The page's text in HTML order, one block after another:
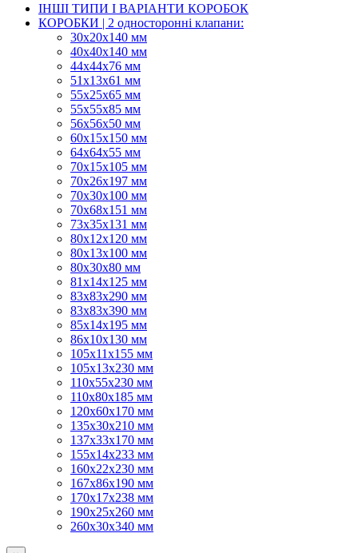
ІНШІ ТИПИ І ВАРІАНТИ КОРОБОК
КОРОБКИ | 2 односторонні клапани:
30x20x140 мм
40x40x140 мм
44х44х76 мм
51x13x61 мм
55х25х65 мм
55х55х85 мм
56х56х50 мм
60х15х150 мм
64х64х55 мм
70х15х105 мм
70х26х197 мм
70х30х100 мм
70х68х151 мм
73х35х131 мм
80х12х120 мм
80х13х100 мм
80х30х80 мм
81х14х125 мм
83х83х290 мм
83х83х390 мм
85х14х195 мм
86х10х130 мм
105х11х155 мм
105х13х230 мм
110х55х230 мм
110х80х185 мм
120х60х170 мм
135х30х210 мм
137х33х170 мм
155х14х233 мм
160х22х230 мм
167х86х190 мм
170х17х238 мм
190х25х260 мм
260х30х340 мм